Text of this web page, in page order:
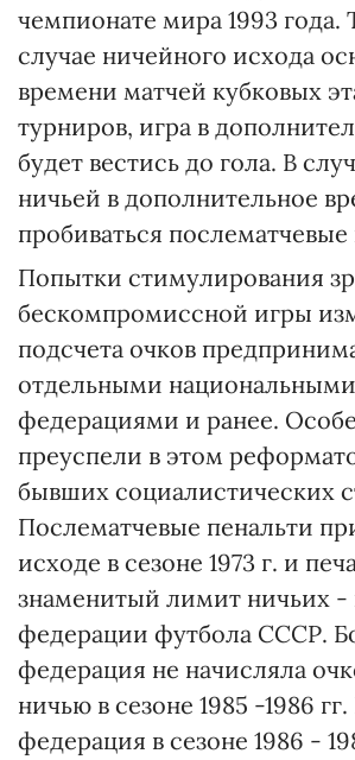
чемпионате мира 1993 года.
случае ничейного исхода
времени матчей кубковых
турниров, игра в
будет вестись до гола. В
ничьей в дополнительное
пробиваться послематчевые
Попытки стимулирования
бескомпромиссной игры
подсчета очков
отдельными национальными
федерациями и ранее.
преуспели в этом
бывших социалистических
Послематчевые пенальти
исходе в сезоне 1973 г. и
знаменитый лимит ничьих -
федерации футбола СССР.
федерация не начисляла
ничью в сезоне 1985 -1986
федерация в сезоне 1986 -